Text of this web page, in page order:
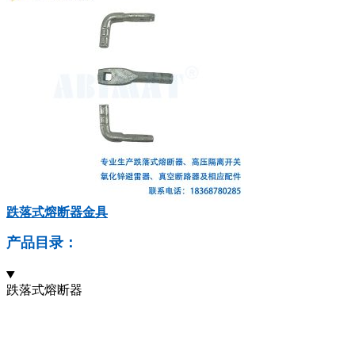
跌落式熔断器金具
产品目录：
跌落式熔断器